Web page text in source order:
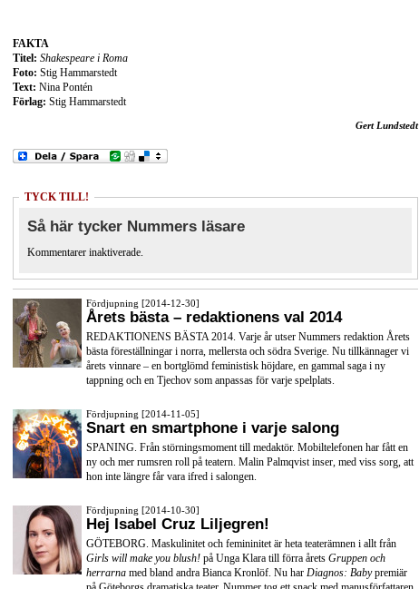
FAKTA
Titel: Shakespeare i Roma
Foto: Stig Hammarstedt
Text: Nina Pontén
Förlag: Stig Hammarstedt
Gert Lundstedt
TYCK TILL!
Så här tycker Nummers läsare
Kommentarer inaktiverade.
Fördjupning [2014-12-30]
Årets bästa – redaktionens val 2014
REDAKTIONENS BÄSTA 2014. Varje år utser Nummers redaktion Årets
bästa föreställningar i norra, mellersta och södra Sverige. Nu tillkännager vi
årets vinnare – en bortglömd feministisk höjdare, en gammal saga i ny
tappning och en Tjechov som anpassas för varje spelplats.
Fördjupning [2014-11-05]
Snart en smartphone i varje salong
SPANING. Från störningsmoment till medaktör. Mobiltelefonen har fått en
ny och mer rumsren roll på teatern. Malin Palmqvist inser, med viss sorg, att
hon inte längre får vara ifred i salongen.
Fördjupning [2014-10-30]
Hej Isabel Cruz Liljegren!
GÖTEBORG. Maskulinitet och femininitet är heta teaterämnen i allt från
Girls will make you blush! på Unga Klara till förra årets Gruppen och
herrarna med bland andra Bianca Kronlöf. Nu har Diagnos: Babypremiär